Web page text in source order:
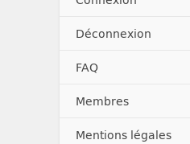
Déconnexion
FAQ
Membres
Mentions légales